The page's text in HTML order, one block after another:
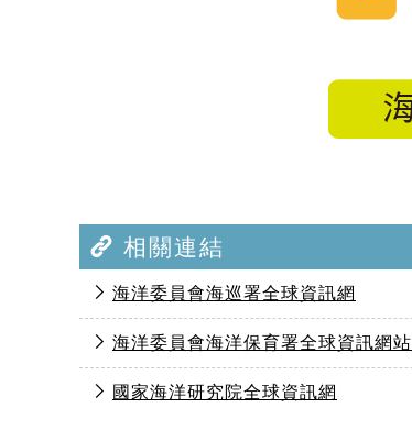
相關連結
海洋委員會海巡署全球資訊網
海洋委員會海洋保育署全球資訊網站
國家海洋研究院全球資訊網